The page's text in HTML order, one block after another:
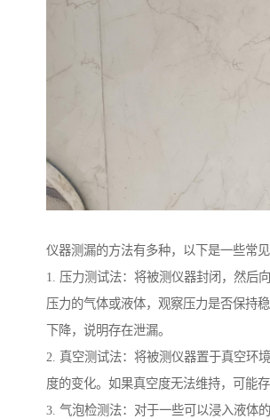
仪器测漏的方法有多种，以下是一些常见
1. 压力测试法：将被测仪器封闭，然后
压力的气体或液体，观察压力是否保持
下降，说明存在泄漏。
2. 真空测试法：将被测仪器置于真空环
度的变化。如果真空度无法维持，可能存
3. 气泡检测法：对于一些可以浸入液体